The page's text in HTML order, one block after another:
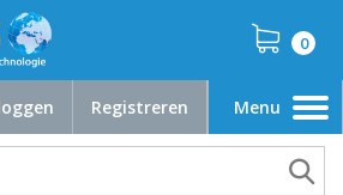
0
Registreren
Toggle
navigation
Menu